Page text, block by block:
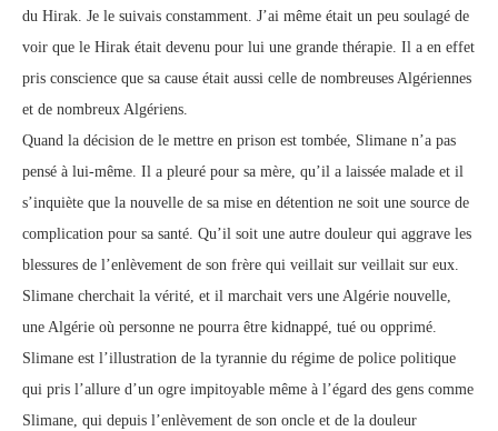
du Hirak. Je le suivais constamment. J’ai même était un peu soulagé de
voir que le Hirak était devenu pour lui une grande thérapie. Il a en effet
pris conscience que sa cause était aussi celle de nombreuses Algériennes
et de nombreux Algériens.
Quand la décision de le mettre en prison est tombée, Slimane n’a pas
pensé à lui-même. Il a pleuré pour sa mère, qu’il a laissée malade et il
s’inquiète que la nouvelle de sa mise en détention ne soit une source de
complication pour sa santé. Qu’il soit une autre douleur qui aggrave les
blessures de l’enlèvement de son frère qui veillait sur veillait sur eux.
Slimane cherchait la vérité, et il marchait vers une Algérie nouvelle,
une Algérie où personne ne pourra être kidnappé, tué ou opprimé.
Slimane est l’illustration de la tyrannie du régime de police politique
qui pris l’allure d’un ogre impitoyable même à l’égard des gens comme
Slimane, qui depuis l’enlèvement de son oncle et de la douleur